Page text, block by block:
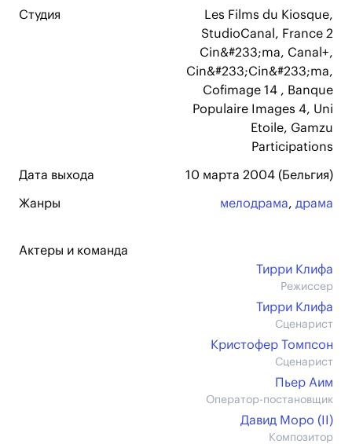
Студия
Les Films du Kiosque,
StudioCanal, France 2
Cin&#233;ma, Canal+,
Cin&#233;Cin&#233;ma,
Cofimage 14 , Banque
Populaire Images 4, Uni
Etoile, Gamzu
Participations
Дата выхода 10 марта 2004 (Бельгия)
Жанры мелодрама, драма
Актеры и команда
Тирри Клифа
Режиссер
Тирри Клифа
Сценарист
Кристофер Томпсон
Сценарист
Пьер Аим
Оператор-постановщик
Давид Моро (II)
Композитор